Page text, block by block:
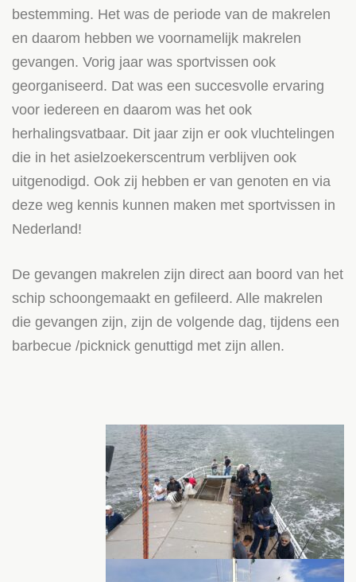
bestemming. Het was de periode van de makrelen
en daarom hebben we voornamelijk makrelen
gevangen. Vorig jaar was sportvissen ook
georganiseerd. Dat was een succesvolle ervaring
voor iedereen en daarom was het ook
herhalingsvatbaar. Dit jaar zijn er ook vluchtelingen
die in het asielzoekerscentrum verblijven ook
uitgenodigd. Ook zij hebben er van genoten en via
deze weg kennis kunnen maken met sportvissen in
Nederland!
De gevangen makrelen zijn direct aan boord van het
schip schoongemaakt en gefileerd. Alle makrelen
die gevangen zijn, zijn de volgende dag, tijdens een
barbecue /picknick genuttigd met zijn allen.